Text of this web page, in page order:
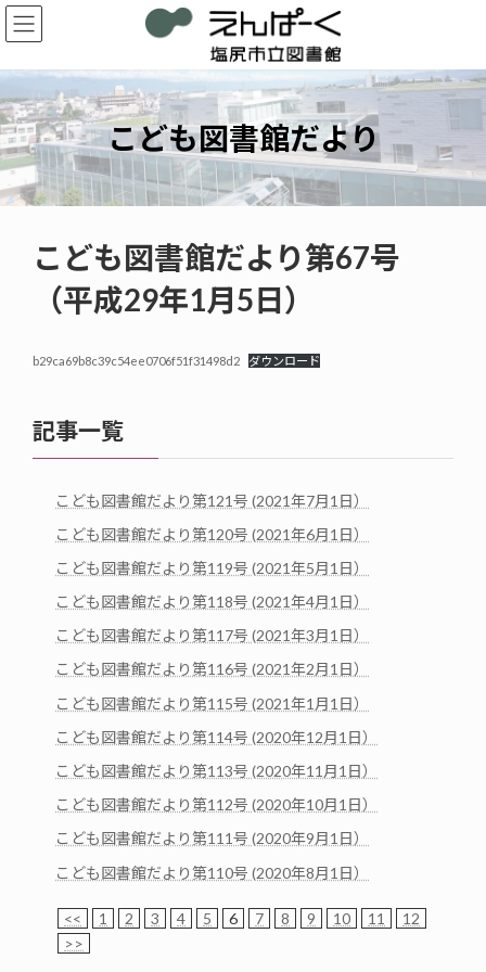
コ
ン
ン
ツ
へ
ス
キ
ッ
プ
ナ
ビ
ー
シ
ョ
ン
に
移
動
こども図書館だより
こども図書館だより第67号
（平成29年1月5日）
b29ca69b8c39c54ee0706f51f31498d2 ダウンロード
記事一覧
こども図書館だより第121号 (2021年7月1日）
こども図書館だより第120号 (2021年6月1日）
こども図書館だより第119号 (2021年5月1日）
こども図書館だより第118号 (2021年4月1日）
こども図書館だより第117号 (2021年3月1日）
こども図書館だより第116号 (2021年2月1日）
こども図書館だより第115号 (2021年1月1日）
こども図書館だより第114号 (2020年12月1日）
こども図書館だより第113号 (2020年11月1日）
こども図書館だより第112号 (2020年10月1日）
こども図書館だより第111号 (2020年9月1日）
こども図書館だより第110号 (2020年8月1日）
<< 1 2 3 4 5 6 7 8 9 10 11
12
>>